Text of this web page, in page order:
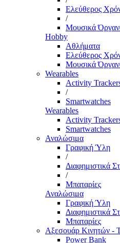
Ελεύθερος
/
Μουσικά
Hobby
Αθλήματα
Ελεύθερος
Μουσικά
Wearables
Activity
/
Smartwatches
Wearables
Activity
Smartwatches
Αναλώσιμα
Γραφική Ύλη
/
Διαφημιστικά
/
Μπαταρίες
Αναλώσιμα
Γραφική Ύλη
Διαφημιστικά
Μπαταρίες
Αξεσουάρ Κινητών -
Power Bank